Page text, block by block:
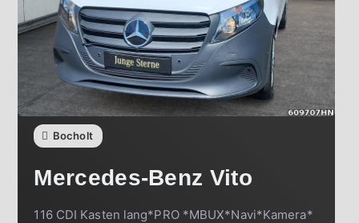
Bocholt
Mercedes-Benz Vito
116 CDI Kasten lang*PRO *MBUX*Navi*Kamera*